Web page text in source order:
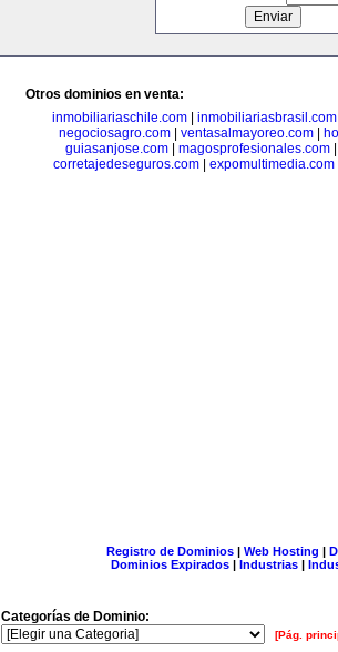
Otros dominios en venta:
inmobiliariaschile.com| inmobiliariasbrasil.com
negociosagro.com
ventasalmayoreo.com
guiasanjose.com| magosprofesionales.com
corretajedeseguros.com
expomultimedia.com
Registro de Dominios| Web Hosting |
Dominios Expirados | Industrias |
Categorías de Dominio:
[Pág.